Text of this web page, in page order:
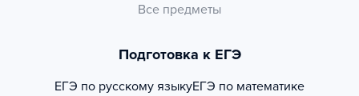
Все предметы
Подготовка к ЕГЭ
ЕГЭ по русскому языкуЕГЭ по математике